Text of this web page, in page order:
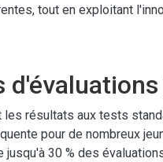
tout en exploitant
les résultats aux tests
pour de nombreux
30 % des